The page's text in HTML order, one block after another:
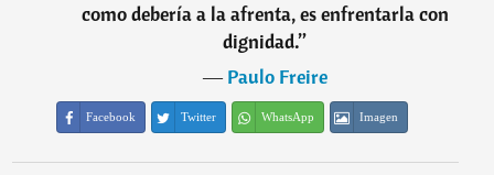
como debería a la afrenta, es enfrentarla con
dignidad.”
―Paulo Freire
Facebook Twitter WhatsApp Imagen